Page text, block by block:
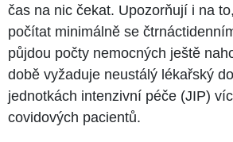
čas na nic čekat. Upozorňují i na
počítat minimálně se
půjdou počty nemocných ještě
době vyžaduje neustálý lékařský
jednotkách intenzivní péče (JIP)
covidových pacientů.